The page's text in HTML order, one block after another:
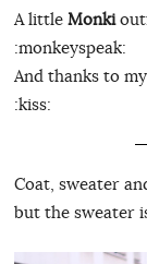
A little Monki
:monkeyspeak:
And thanks to
:kiss:
Coat, sweater
but the sweater